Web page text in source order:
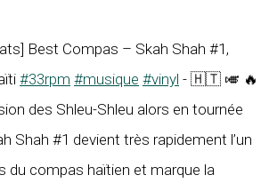
Best Compas – Skah Shah #1,
#33rpm #musique #vinyl - 🇭🇹 🎺 🔥
des Shleu-Shleu alors en tournée
Shah #1 devient très rapidement l’un
du compas haïtien et marque la